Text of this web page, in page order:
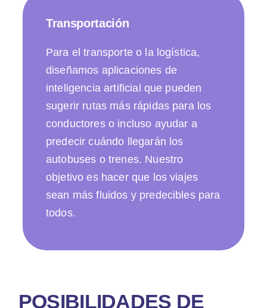
Transportación
Para el transporte o la logística,
diseñamos aplicaciones de
inteligencia artificial que pueden
sugerir rutas más rápidas para los
conductores o incluso ayudar a
predecir cuándo llegarán los
autobuses o trenes. Nuestro
objetivo es hacer que los viajes
sean más fluidos y predecibles para
todos.
POSIBILIDADES DE